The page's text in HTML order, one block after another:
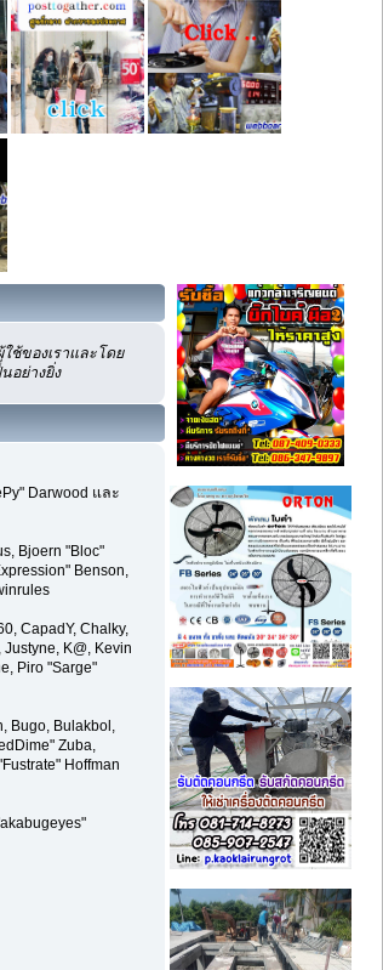
ช้ของเราและโดย
อย่างยิ่ง
Darwood และ
Bjoern "Bloc"
Benson,
CapadY, Chalky,
K@, Kevin
Piro "Sarge"
Bugo, Bulakbol,
Zuba,
Hoffman